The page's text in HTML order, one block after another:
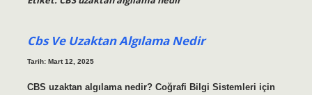
Cbs Ve Uzaktan Algılama Nedir
Tarih: Mart 12, 2025
CBS uzaktan algılama nedir? Coğrafi Bilgi Sistemleri için